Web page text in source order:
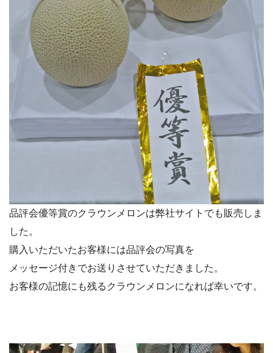
品評会優等賞のクラウンメロンは弊社サイトでも販売しま
した。
購入いただいたお客様には品評会の写真を
メッセージ付きでお送りさせていただきました。
お客様の記憶にも残るクラウンメロンになれば幸いです。